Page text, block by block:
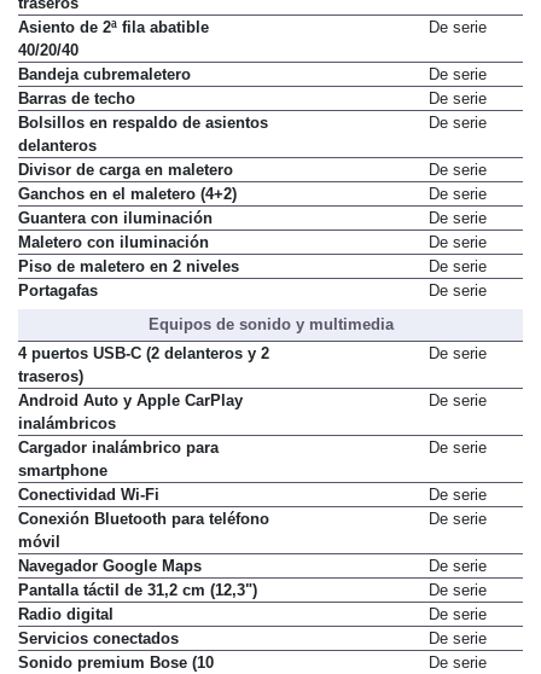
Asiento de 2ª fila abatible
40/20/40
De serie
Bandeja cubremaletero
De serie
Barras de techo
De serie
Bolsillos en respaldo de asientos
delanteros
De serie
Divisor de carga en maletero
De serie
Ganchos en el maletero (4+2)
De serie
Guantera con iluminación
De serie
Maletero con iluminación
De serie
Piso de maletero en 2 niveles
De serie
Portagafas
De serie
Equipos de sonido y multimedia
4 puertos USB-C (2 delanteros y 2
traseros)
De serie
Android Auto y Apple CarPlay
inalámbricos
De serie
Cargador inalámbrico para
smartphone
De serie
Conectividad Wi-Fi
De serie
Conexión Bluetooth para teléfono
móvil
De serie
Navegador Google Maps
De serie
Pantalla táctil de 31,2 cm (12,3")
De serie
Radio digital
De serie
Servicios conectados
De serie
Sonido premium Bose (10
De serie